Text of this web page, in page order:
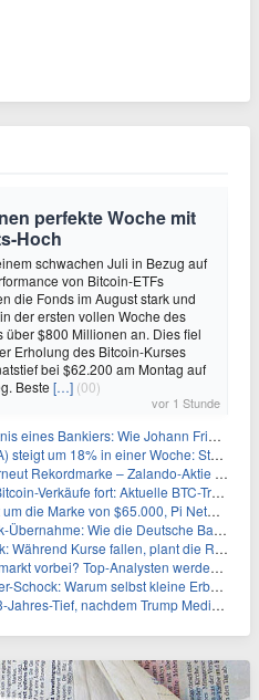
perfekte Woche mit
Hoch
schwachen Juli in Bezug auf
von Bitcoin-ETFs
die Fonds im August stark und
der ersten vollen Woche des
über $800 Millionen an. Dies fiel
Erholung des Bitcoin-Kurses
bei $62.200 am Montag auf
Beste […] (00)
vor 1 Stunde
Wie Johann Friedrich Städel sein Imperium unsterblich machte
18% in einer Woche: Steht ein Kurs von $0,30 bevor?
– Zalando-Aktie crasht nach Quartalszahlen
Verkäufe fort: Aktuelle BTC-Transaktionen
von $65.000, Pi Network gewinnt an Unterstützung
Wie die Deutsche Bank im Schatten zum großen Gewinner wird
Kurse fallen, plant die Regierung die Steuer-Bombe
Analysten werden optimistisch, aber die Geschichte sagt etwas anderes
selbst kleine Erbschaften den Fiskus Millionen kosten
nachdem Trump Media zwei große Crypto.com-Deals storniert